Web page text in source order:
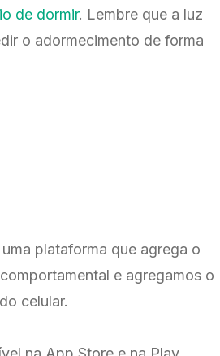
de dormir. Lembre que a luz
o adormecimento de forma
plataforma que agrega o
e agregamos o
celular.